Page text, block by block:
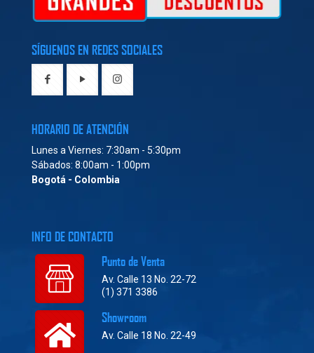
SÍGUENOS EN REDES SOCIALES
HORARIO DE ATENCIÓN
Lunes a Viernes: 7:30am - 5:30pm
Sábados: 8:00am - 1:00pm
Bogotá - Colombia
INFO DE CONTACTO
Punto de Venta
Av. Calle 13 No. 22-72
(1) 371 3386
Showroom
Av. Calle 18 No. 22-49